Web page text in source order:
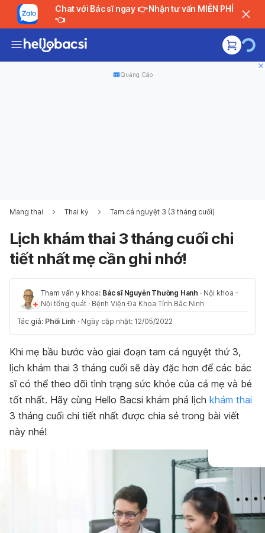
Chat với Bác sĩ ngay 👉 Nhận tư vấn MIỄN PHÍ
👈
Quảng Cáo
Mang thai Thai kỳ Tam cá nguyệt 3 (3 tháng cuối)
Lịch khám thai 3 tháng cuối chi
tiết nhất mẹ cần ghi nhớ!
Tham vấn y khoa: Bác sĩ Nguyễn Thường Hanh · Nội khoa -
Nội tổng quát · Bệnh Viện Đa Khoa Tỉnh Bắc Ninh
Tác giả: Phối Linh · Ngày cập nhật: 12/05/2022
Khi mẹ bầu bước vào giai đoạn tam cá nguyệt thứ 3,
lịch khám thai 3 tháng cuối sẽ dày đặc hơn để các bác
sĩ có thể theo dõi tình trạng sức khỏe của cả mẹ và bé
tốt nhất. Hãy cùng Hello Bacsi khám phá lịch khám thai
3 tháng cuối chi tiết nhất được chia sẻ trong bài viết
này nhé!